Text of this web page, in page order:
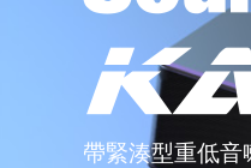
帶緊湊型重低